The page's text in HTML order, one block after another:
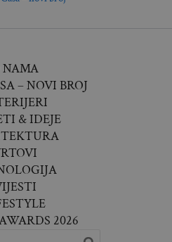
NAMA
– NOVI BROJ
& IDEJE
2026